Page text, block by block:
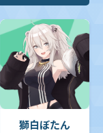
獅白ぼたん